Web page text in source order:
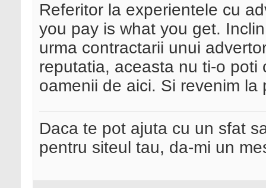
Referitor la experientele cu
you pay is what you get.
urma contractarii unui
reputatia, aceasta nu ti-o
oamenii de aici. Si revenim
Daca te pot ajuta cu un sfat
pentru siteul tau, da-mi un